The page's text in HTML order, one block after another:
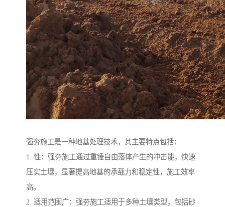
强夯施工是一种地基处理技术，其主要特点包括：
1. 性：强夯施工通过重锤自由落体产生的冲击能，快速
压实土壤，显著提高地基的承载力和稳定性，施工效率
高。
2. 适用范围广：强夯施工适用于多种土壤类型，包括砂